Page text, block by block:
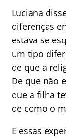
Luciana
diferenças
estava se
um tipo
de que a
De que não
que a filha
de como o
E essas